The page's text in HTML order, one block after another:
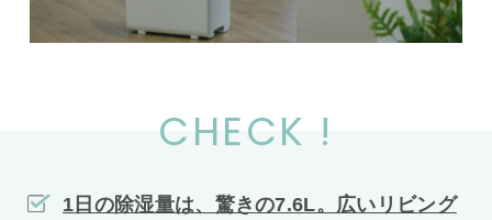
CHECK !
1日の除湿量は、驚きの7.6L。広いリビング